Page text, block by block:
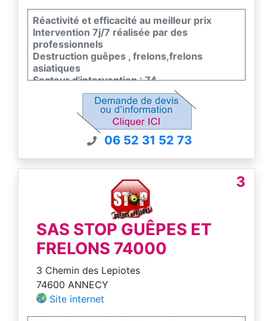
Faites appel à AHN74, votre expert local
contre les guêpes et frelons.
📞 Téléphone : 06 63 34 78 63
📧 Email : alp.hottes.nuisibles@gmail.com
🌐 Site web : https://ahn-74.com
Réactivité et efficacité au meilleur prix
Intervention 7j/7 réalisée par des
professionnels
Destruction guêpes , frelons,frelons
asiatiques
Secteur d'intervention : 74
06 52 31 52 73
3
SAS STOP GUÊPES ET
FRELONS 74000
3 Chemin des Lepiotes
74600 ANNECY
Site internet